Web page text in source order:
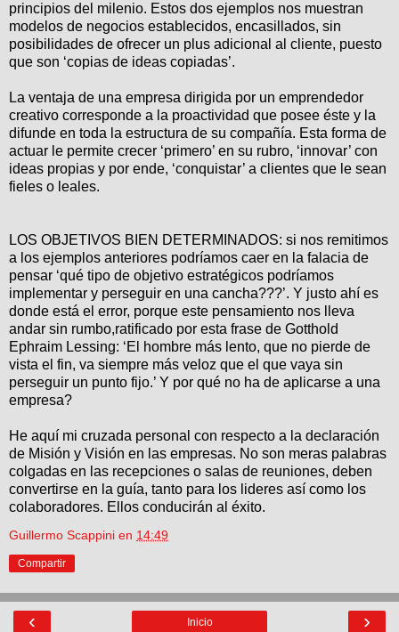
principios del milenio. Estos dos ejemplos nos muestran
modelos de negocios establecidos, encasillados, sin
posibilidades de ofrecer un plus adicional al cliente, puesto
que son ‘copias de ideas copiadas’.
La ventaja de una empresa dirigida por un emprendedor
creativo corresponde a la proactividad que posee éste y la
difunde en toda la estructura de su compañía. Esta forma de
actuar le permite crecer ‘primero’ en su rubro, ‘innovar’ con
ideas propias y por ende, ‘conquistar’ a clientes que le sean
fieles o leales.
LOS OBJETIVOS BIEN DETERMINADOS: si nos remitimos
a los ejemplos anteriores podríamos caer en la falacia de
pensar ‘qué tipo de objetivo estratégicos podríamos
implementar y perseguir en una cancha???’. Y justo ahí es
donde está el error, porque este pensamiento nos lleva
andar sin rumbo,ratificado por esta frase de Gotthold
Ephraim Lessing: ‘El hombre más lento, que no pierde de
vista el fin, va siempre más veloz que el que vaya sin
perseguir un punto fijo.’ Y por qué no ha de aplicarse a una
empresa?
He aquí mi cruzada personal con respecto a la declaración
de Misión y Visión en las empresas. No son meras palabras
colgadas en las recepciones o salas de reuniones, deben
convertirse en la guía, tanto para los lideres así como los
colaboradores. Ellos conducirán al éxito.
Guillermo Scappini en 14:49
Compartir
‹ ›
Inicio